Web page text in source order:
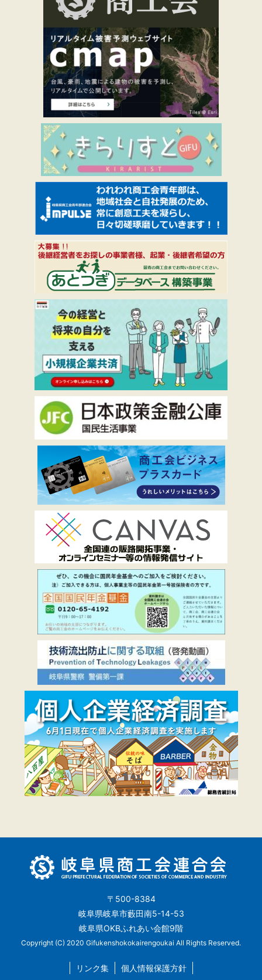
〒500-8384
岐阜県岐阜市藪田南5-14-53
岐阜県OKBふれあい会館9階
Copyright (C) 2020 Gifukenshokokairengoukai All Rights Reserved.
リンク集 個人情報保護方針